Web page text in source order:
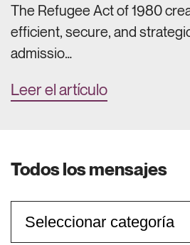
The Refugee Act of 1980
efficient, secure, and
admissio…
Leer el artículo
Todos los mensajes
Categorías